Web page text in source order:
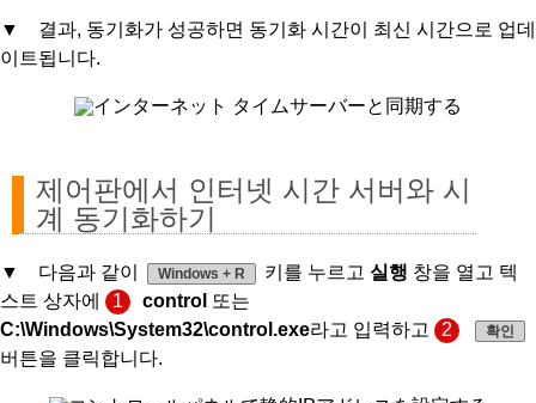
▼ 결과, 동기화가 성공하면 동기화 시간이 최신 시간으로 업데
이트됩니다.
제어판에서 인터넷 시간 서버와 시
계 동기화하기
▼ 다음과 같이 Windows + R 키를 누르고 실행 창을 열고 텍
스트 상자에
1 control 또는
C:\Windows\System32\control.exe라고 입력하고 2 확인
버튼을 클릭합니다.